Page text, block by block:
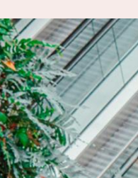
Palvelut
Pukeutuminen
Ravintolat
ja
kahvilat